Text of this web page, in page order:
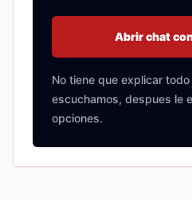
Abrir chat
No tiene que explicar
escuchamos, despues le
opciones.